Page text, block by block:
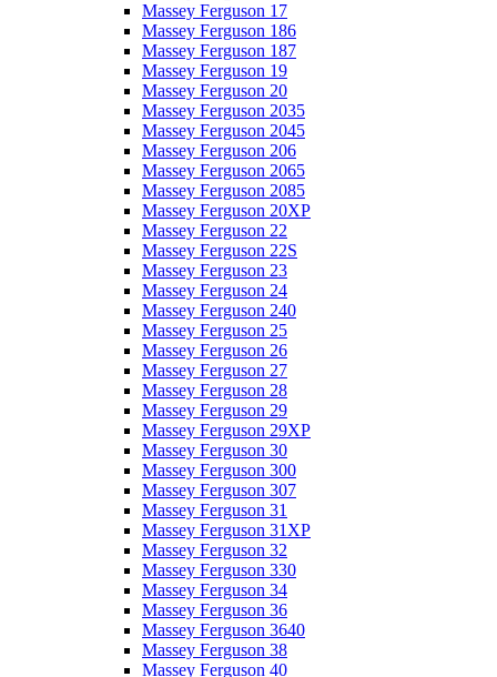
Massey Ferguson 17
Massey Ferguson 186
Massey Ferguson 187
Massey Ferguson 19
Massey Ferguson 20
Massey Ferguson 2035
Massey Ferguson 2045
Massey Ferguson 206
Massey Ferguson 2065
Massey Ferguson 2085
Massey Ferguson 20XP
Massey Ferguson 22
Massey Ferguson 22S
Massey Ferguson 23
Massey Ferguson 24
Massey Ferguson 240
Massey Ferguson 25
Massey Ferguson 26
Massey Ferguson 27
Massey Ferguson 28
Massey Ferguson 29
Massey Ferguson 29XP
Massey Ferguson 30
Massey Ferguson 300
Massey Ferguson 307
Massey Ferguson 31
Massey Ferguson 31XP
Massey Ferguson 32
Massey Ferguson 330
Massey Ferguson 34
Massey Ferguson 36
Massey Ferguson 3640
Massey Ferguson 38
Massey Ferguson 40